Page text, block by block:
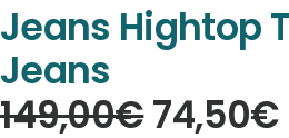
Jeans Hightop
Jeans
149,00€Le
74,50€